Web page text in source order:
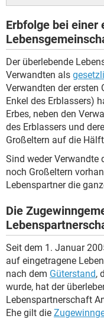
Erbfolge bei einer
Der überlebende
Verwandten als
Verwandten der ersten
Enkel des Erblassers)
Erbes, neben den
des Erblassers und
Großeltern auf die
Sind weder Verwandte
noch Großeltern
Lebenspartner die
Die
Seit dem 1. Januar
auf eingetragene
nach dem Güterstand,
wurde, hat der
Lebenspartnerschaft
Ehe gilt die